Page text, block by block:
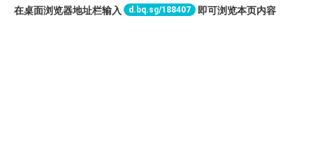
在桌面浏览器地址栏输入 d.bq.sg/188407 即可浏览本页内容